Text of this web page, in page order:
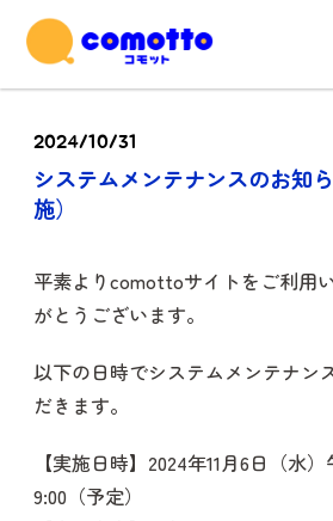
2024/10/31
システムメンテナンスのお知
施）
平素よりcomottoサイトをご利用
がとうございます。
以下の日時でシステムメンテナン
だきます。
【実施日時】2024年11月6日（水
9:00（予定）